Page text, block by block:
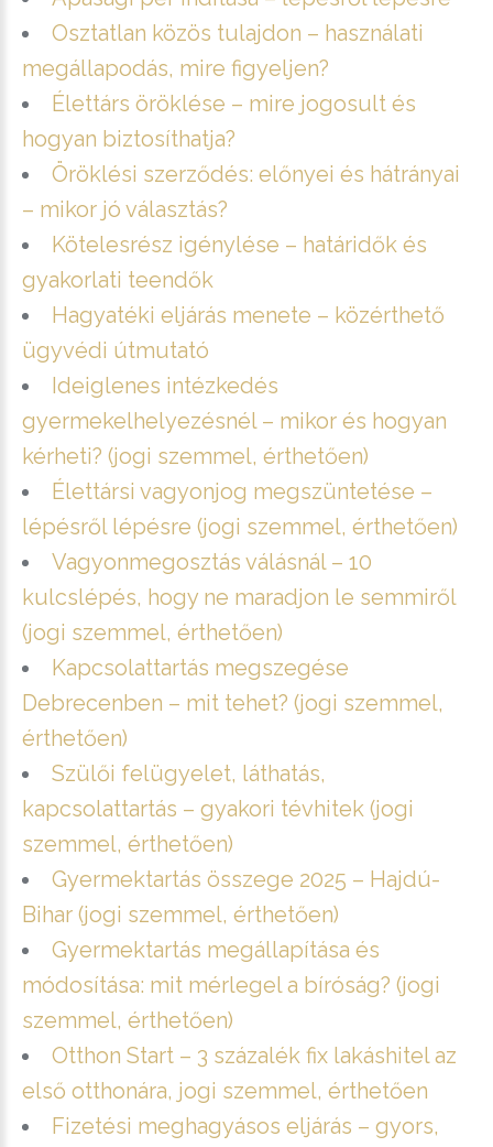
Osztatlan közös tulajdon – használati
megállapodás, mire figyeljen?
Élettárs öröklése – mire jogosult és
hogyan biztosíthatja?
Öröklési szerződés: előnyei és hátrányai
– mikor jó választás?
Kötelesrész igénylése – határidők és
gyakorlati teendők
Hagyatéki eljárás menete – közérthető
ügyvédi útmutató
Ideiglenes intézkedés
gyermekelhelyezésnél – mikor és hogyan
kérheti? (jogi szemmel, érthetően)
Élettársi vagyonjog megszüntetése –
lépésről lépésre (jogi szemmel, érthetően)
Vagyonmegosztás válásnál – 10
kulcslépés, hogy ne maradjon le semmiről
(jogi szemmel, érthetően)
Kapcsolattartás megszegése
Debrecenben – mit tehet? (jogi szemmel,
érthetően)
Szülői felügyelet, láthatás,
kapcsolattartás – gyakori tévhitek (jogi
szemmel, érthetően)
Gyermektartás összege 2025 – Hajdú-
Bihar (jogi szemmel, érthetően)
Gyermektartás megállapítása és
módosítása: mit mérlegel a bíróság? (jogi
szemmel, érthetően)
Otthon Start – 3 százalék fix lakáshitel az
első otthonára, jogi szemmel, érthetően
Fizetési meghagyásos eljárás – gyors,